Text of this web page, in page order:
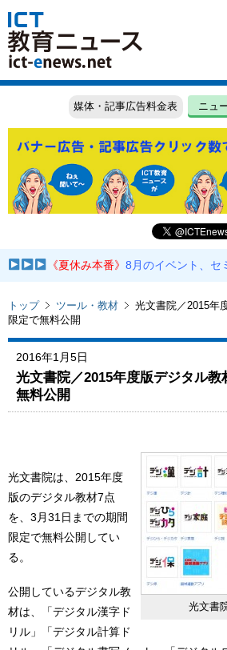
媒体・記事広告料金表 ニュ
《夏休み本番》8月のイベント、セ
トップ ツール・教材
光文書院／2015年
限定で無料公開
2016年1月5日
光文書院／2015年度版デジタル
無料公開
光文書
光文書院は、2015年度
版のデジタル教材7点
を、3月31日までの期間
限定で無料公開してい
る。
公開しているデジタル教
材は、「デジタル漢字ド
リル」「デジタル計算ド